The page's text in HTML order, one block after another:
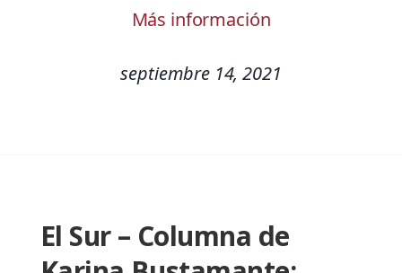
Más información
septiembre 14, 2021
El Sur – Columna de